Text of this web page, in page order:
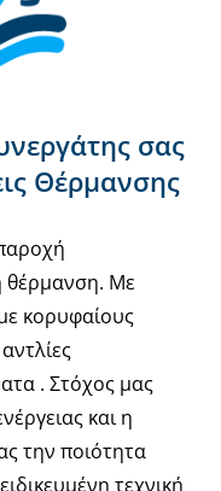
σας
Θέρμανσης
θέρμανση. Με
κορυφαίους
. Στόχος μας
και η
την ποιότητα
τεχνική